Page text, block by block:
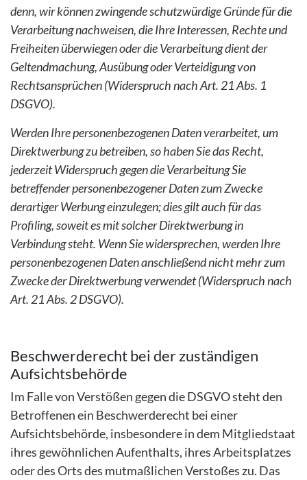
denn, wir können zwingende schutzwürdige Gründe für die
Verarbeitung nachweisen, die Ihre Interessen, Rechte und
Freiheiten überwiegen oder die Verarbeitung dient der
Geltendmachung, Ausübung oder Verteidigung von
Rechtsansprüchen (Widerspruch nach Art. 21 Abs. 1
DSGVO).
Werden Ihre personenbezogenen Daten verarbeitet, um
Direktwerbung zu betreiben, so haben Sie das Recht,
jederzeit Widerspruch gegen die Verarbeitung Sie
betreffender personenbezogener Daten zum Zwecke
derartiger Werbung einzulegen; dies gilt auch für das
Profiling, soweit es mit solcher Direktwerbung in
Verbindung steht. Wenn Sie widersprechen, werden Ihre
personenbezogenen Daten anschließend nicht mehr zum
Zwecke der Direktwerbung verwendet (Widerspruch nach
Art. 21 Abs. 2 DSGVO).
Beschwerderecht bei der zuständigen
Aufsichtsbehörde
Im Falle von Verstößen gegen die DSGVO steht den
Betroffenen ein Beschwerderecht bei einer
Aufsichtsbehörde, insbesondere in dem Mitgliedstaat
ihres gewöhnlichen Aufenthalts, ihres Arbeitsplatzes
oder des Orts des mutmaßlichen Verstoßes zu. Das